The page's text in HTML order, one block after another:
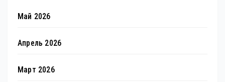
Май 2026
Апрель 2026
Март 2026